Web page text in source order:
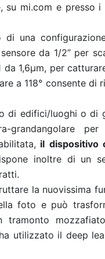
mi.com e presso i
una
da 1/2” per
1,6μm, per
a 118° consente di
di edifici/luoghi o di
grandangolare per
il dispositivo
inoltre di un
la nuovissima
foto e può
utilizzato il deep